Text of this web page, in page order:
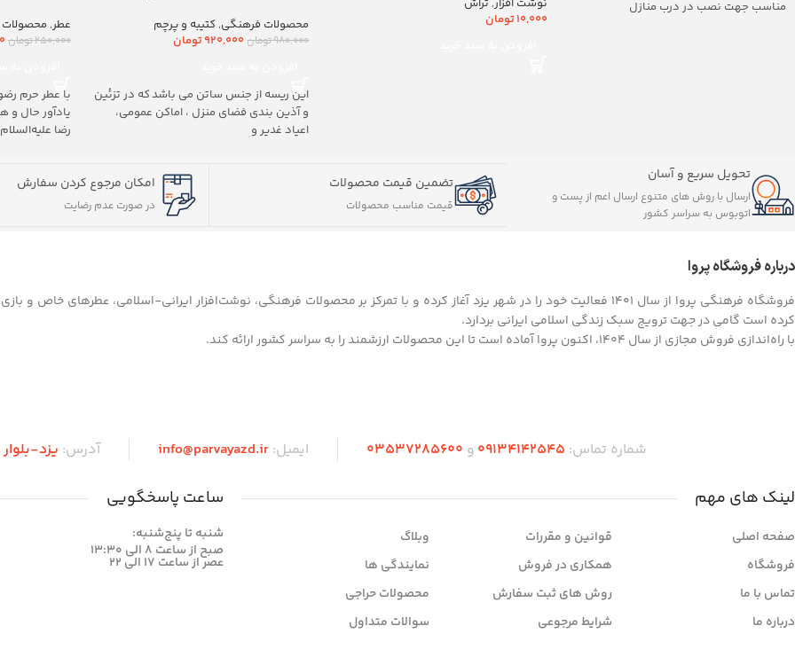
مناسب جهت نصب در درب منازل
نوشت افزار, تراش
10,000تومان
محصولات فرهنگی, کتیبه و پرچم
980,000تومان920,000تومان
این ریسه از جنس ساتن می باشد که در تزئین
و آذین بندی فضای منزل ، اماکن عمومی،
اعیاد غدیر و
عطر,
250,000تومان
با عطر حرم
یادآور حال
رضا علیه‌السلام
تحویل سریع و آسان
ارسال با روش های متنوع ارسال اعم از پست و
اتوبوس به سراسر کشور
تضمین قیمت محصولات
قیمت مناسب محصولات
امکان مرجوع کردن سفارش
در صورت عدم رضایت
درباره فروشگاه پروا
فروشگاه فرهنگی پروا از سال ۱۴۰۱ فعالیت خود را در شهر یزد آغاز کرده و با تمرکز بر محصولات فرهنگی، نوشت‌افزار ایرانی-اسلامی، عطرهای خاص
کرده است گامی در جهت ترویج سبک زندگی اسلامی ایرانی بردارد.
با راه‌اندازی فروش مجازی از سال ۱۴۰۴، اکنون پروا آماده است تا این محصولات ارزشمند را به سراسر کشور ارائه کند.
شماره تماس: 09134142545 و 03537285600 ایمیل: info@parvayazd.ir آدرس: یزد-
لینک های مهم
صفحه اصلی
فروشگاه
تماس با ما
درباره ما
قوانین و مقررات
همکاری در فروش
روش های ثبت سفارش
شرایط مرجوعی
وبلاگ
نمایندگی ها
محصولات حراجی
سوالات متداول
ساعت پاسخگویی
شنبه تا پنج‌شنبه:
صبح از ساعت 8 الی 13:30
عصر از ساعت 17 الی 22